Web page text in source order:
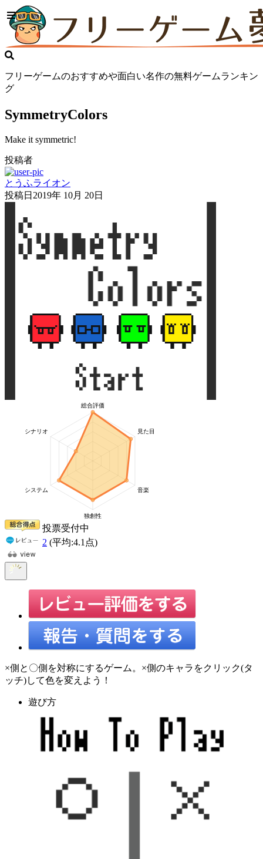
フリーゲームのおすすめや面白い名作の無料ゲームランキン
グ
SymmetryColors
Make it symmetric!
投稿者
とうふライオン
投稿日 2019年 10月 20日
投票受付中
2 (平均:4.1 点)
×側と〇側を対称にするゲーム。×側のキャラをクリック(タ
ッチ)して色を変えよう！
遊び方